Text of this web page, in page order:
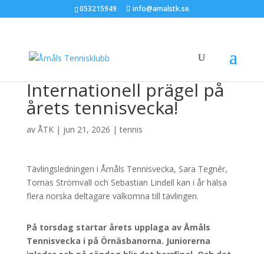
053215949 info@amalstk.se
Internationell prägel på
årets tennisvecka!
av ÅTK| jun 21, 2026 |tennis
Tävlingsledningen i Åmåls Tennisvecka, Sara Tegnér,
Tomas Strömvall och Sebastian Lindell kan i år hälsa
flera norska deltagare välkomna till tävlingen.
På torsdag startar årets upplaga av Åmåls
Tennisvecka i på Örnäsbanorna. Juniorerna